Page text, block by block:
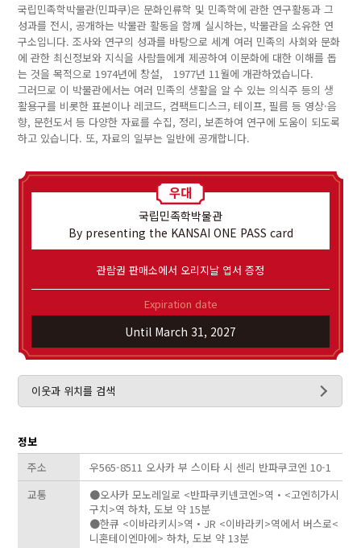
국립민족학박물관(민파쿠)은 문화인류학 및 민족학에 관한 연구활동과 그
성과를 전시, 공개하는 박물관 활동을 함께 실시하는, 박물관을 소유한 연
구소입니다. 조사와 연구의 성과를 바탕으로 세계 여러 민족의 사회와 문화
에 관한 최신정보와 지식을 사람들에게 제공하여 이문화에 대한 이해를 돕
는 것을 목적으로 1974년에 창설, 1977년 11월에 개관하였습니다.
그러므로 이 박물관에서는 여러 민족의 생활을 알 수 있는 의식주 등의 생
활용구를 비롯한 표본이나 레코드, 컴팩트디스크, 테이프, 필름 등 영상·음
향, 문헌도서 등 다양한 자료를 수집, 정리, 보존하여 연구에 도움이 되도록
하고 있습니다. 또, 자료의 일부는 일반에 공개합니다.
국립민족학박물관
By presenting the KANSAI ONE PASS card
관람권 판매소에서 오리지날 엽서 증정
Expiration date
Until March 31, 2027
이웃과 위치를 검색
정보
주소
우565-8511 오사카 부 스이타 시 센리 반파쿠코엔 10-1
교통
●오사카 모노레일로 <반파쿠키넨코엔>역・<고엔히가시
구치>역 하차, 도보 약 15분
●한큐 <이바라키시>역・JR <이바라키>역에서 버스로<
니혼테이엔마에> 하차, 도보 약 13분